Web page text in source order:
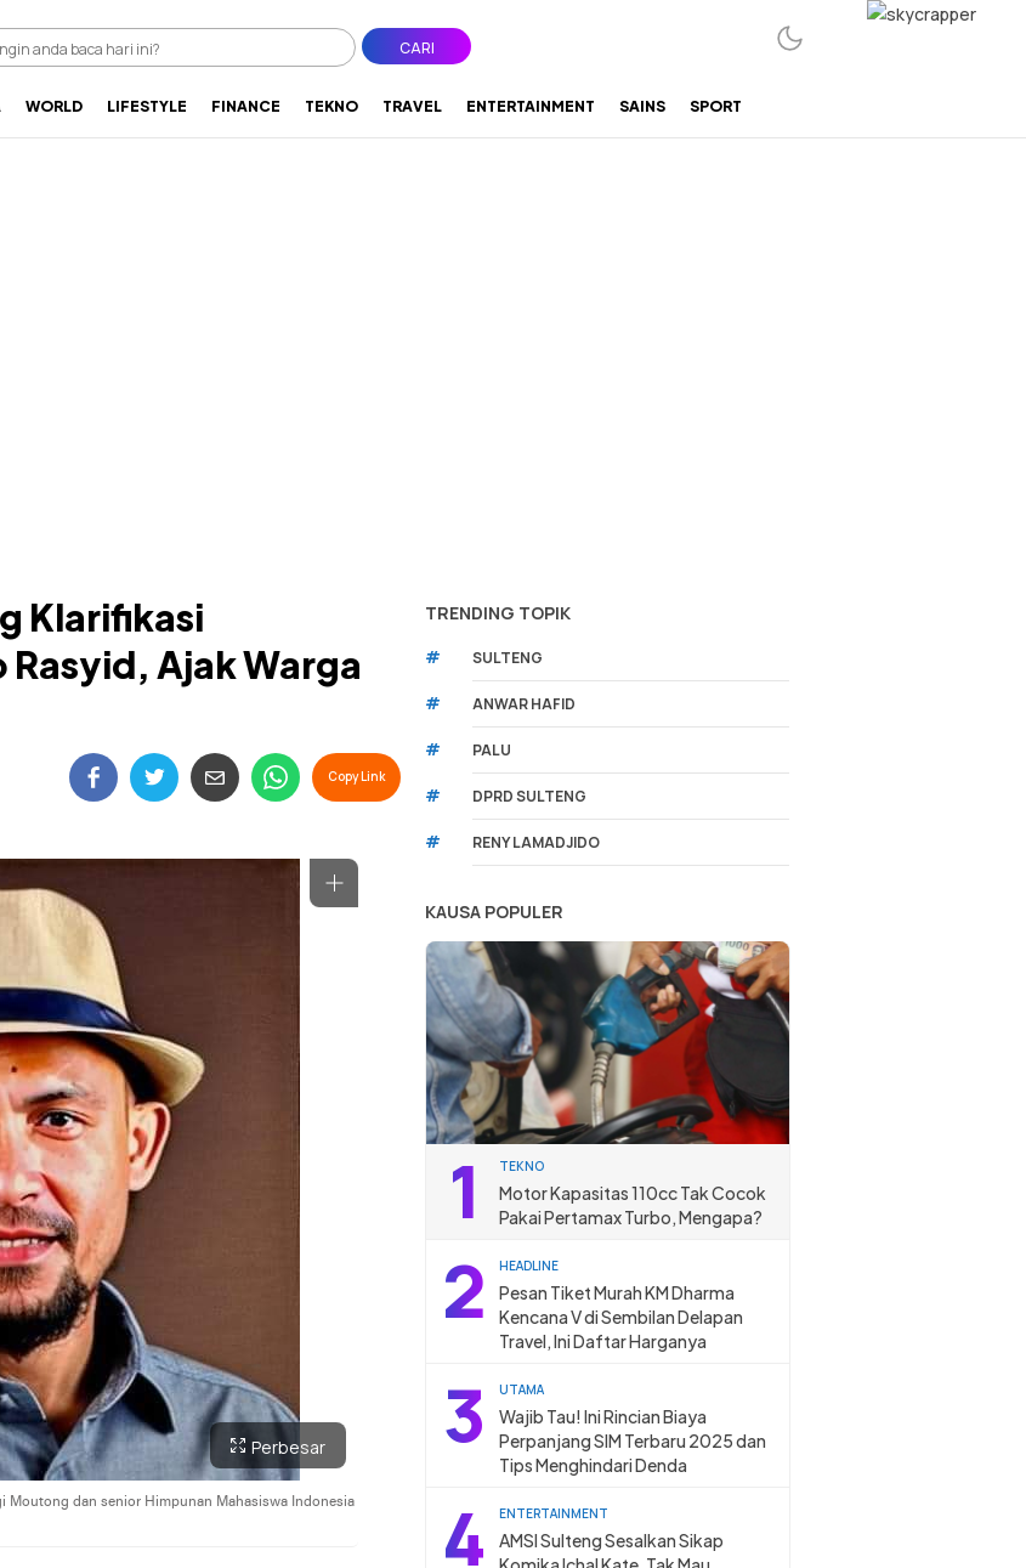
CARI
WORLD LIFESTYLE FINANCE TEKNO TRAVEL ENTERTAINMENT SAINS SPORT
Klarifikasi
Ajak Warga
Copy Link
Perbesar
Moutong dan senior Himpunan Mahasiswa Indonesia
TRENDING TOPIK
#
SULTENG
# ANWAR HAFID
# PALU
# DPRD SULTENG
# RENY LAMADJIDO
KAUSA POPULER
1 TEKNO
Motor Kapasitas 110cc Tak Cocok
Pakai Pertamax Turbo, Mengapa?
2 HEADLINE
Pesan Tiket Murah KM Dharma
Kencana V di Sembilan Delapan
Travel, Ini Daftar Harganya
3 UTAMA
Wajib Tau! Ini Rincian Biaya
Perpanjang SIM Terbaru 2025 dan
Tips Menghindari Denda
4 ENTERTAINMENT
AMSI Sulteng Sesalkan Sikap